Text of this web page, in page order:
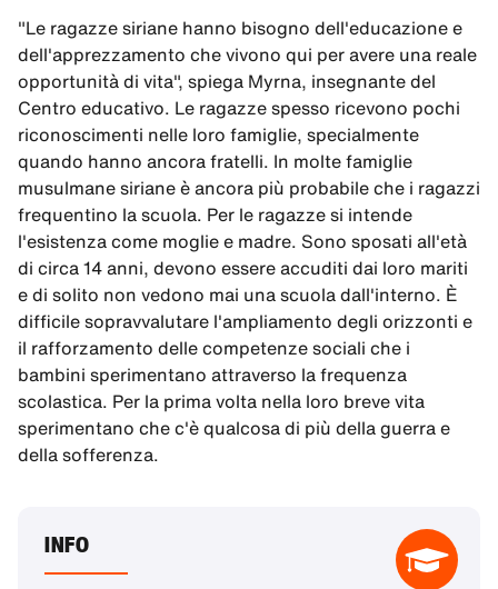
"Le ragazze siriane hanno bisogno dell'educazione e
dell'apprezzamento che vivono qui per avere una reale
opportunità di vita", spiega Myrna, insegnante del
Centro educativo. Le ragazze spesso ricevono pochi
riconoscimenti nelle loro famiglie, specialmente
quando hanno ancora fratelli. In molte famiglie
musulmane siriane è ancora più probabile che i ragazzi
frequentino la scuola. Per le ragazze si intende
l'esistenza come moglie e madre. Sono sposati all'età
di circa 14 anni, devono essere accuditi dai loro mariti
e di solito non vedono mai una scuola dall'interno. È
difficile sopravvalutare l'ampliamento degli orizzonti e
il rafforzamento delle competenze sociali che i
bambini sperimentano attraverso la frequenza
scolastica. Per la prima volta nella loro breve vita
sperimentano che c'è qualcosa di più della guerra e
della sofferenza.
INFO